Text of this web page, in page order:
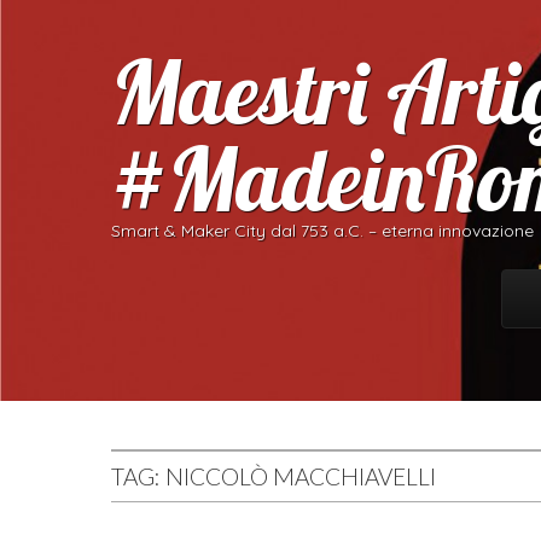
Maestri
Smart & Maker City dal 753 a.C. – eterna innovazione
TAG: NICCOLÒ MACCHIAVELLI